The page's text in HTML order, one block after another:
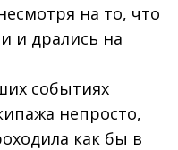
на то, что
и дрались на
событиях
непросто,
как бы в